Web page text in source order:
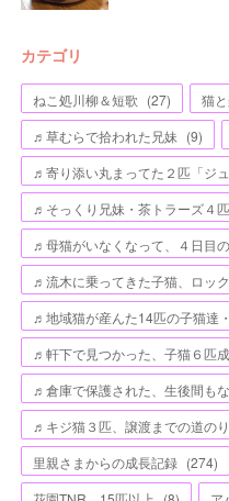
カテゴリ
ねこ処川柳＆短歌 (27) 猫
♬草むらで拾われた兄妹 (9)
♬寄り添い丸まってた２匹「ジュ
♬そっくり兄妹・茶トラーズ４匹
♬母猫がいなくなって、４日目
♬流木に乗ってきた子猫、ロッ
♬地域猫が産んた14匹の子猫達
♬軒下で見つかった、子猫６匹
♬倉庫で保護された、生後間も
♬キジ猫３匹、譲渡までの道のり
里親さまからの成長記録 (274)